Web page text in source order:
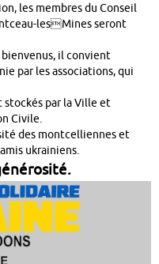
les membres du Conseil
lesMines seront
il convient
par les associations, qui
stockés par la Ville et
Civile.
des montcelliennes et
ukrainiens.